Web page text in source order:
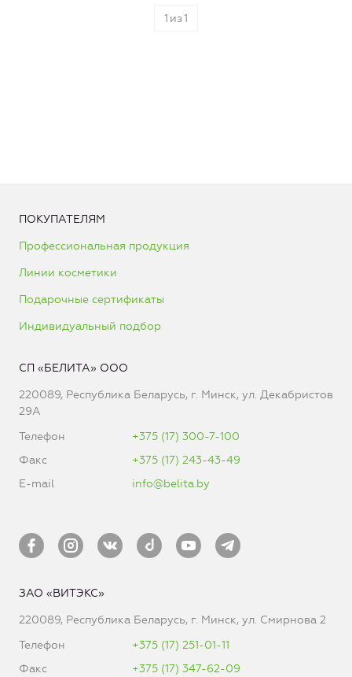
1 из1
ПОКУПАТЕЛЯМ
Профессиональная продукция
Линии косметики
Подарочные сертификаты
Индивидуальный подбор
СП «БЕЛИТА» ООО
220089, Республика Беларусь, г. Минск, ул. Декабристов
29А
Телефон
+375 (17) 300-7-100
Факс
+375 (17) 243-43-49
E-mail
info@belita.by
ЗАО «ВИТЭКС»
220089, Республика Беларусь, г. Минск, ул. Смирнова 2
Телефон
+375 (17) 251-01-11
Факс
+375 (17) 347-62-09